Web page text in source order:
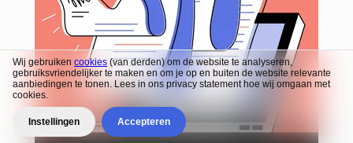
Wij gebruiken cookies (van derden) om de website te analyseren,
gebruiksvriendelijker te maken en om je op en buiten de website relevante
aanbiedingen te tonen. Lees in ons privacy statement hoe wij omgaan met
cookies.
Instellingen Accepteren